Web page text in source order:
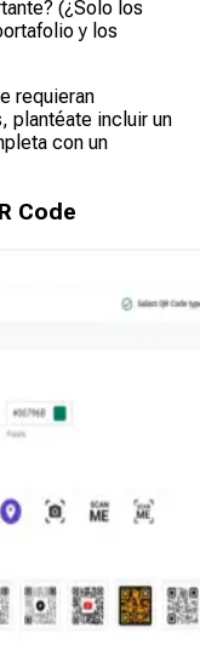
(¿Solo los
y los
requieran
plantéate incluir un
con un
Code